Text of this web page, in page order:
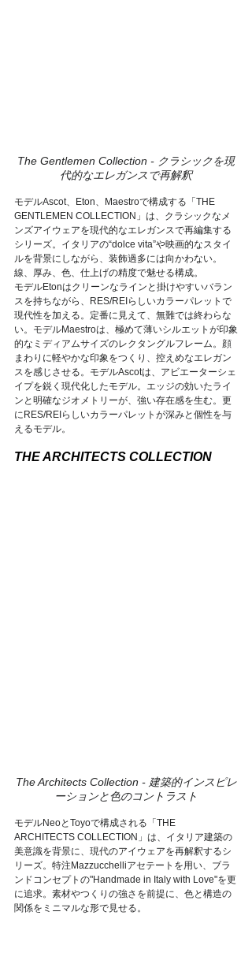
The Gentlemen Collection - クラシックを現
代的なエレガンスで再解釈
モデルAscot、Eton、Maestroで構成する「THE
GENTLEMEN COLLECTION」は、クラシックなメ
ンズアイウェアを現代的なエレガンスで再編集する
シリーズ。イタリアの“dolce vita”や映画的なスタイ
ルを背景にしながら、装飾過多には向かわない。
線、厚み、色、仕上げの精度で魅せる構成。
モデルEtonはクリーンなラインと掛けやすいバラン
スを持ちながら、RES/REIらしいカラーパレットで
現代性を加える。定番に見えて、無難では終わらな
い。モデルMaestroは、極めて薄いシルエットが印象
的なミディアムサイズのレクタングルフレーム。顔
まわりに軽やかな印象をつくり、控えめなエレガン
スを感じさせる。モデルAscotは、アビエーターシェ
イプを鋭く現代化したモデル。エッジの効いたライ
ンと明確なジオメトリーが、強い存在感を生む。更
にRES/REIらしいカラーパレットが深みと個性を与
えるモデル。
THE ARCHITECTS COLLECTION
The Architects Collection - 建築的インスピレ
ーションと色のコントラスト
モデルNeoとToyoで構成される「THE
ARCHITECTS COLLECTION」は、イタリア建築の
美意識を背景に、現代のアイウェアを再解釈するシ
リーズ。特注Mazzucchelliアセテートを用い、ブラ
ンドコンセプトの"Handmade in Italy with Love"を更
に追求。素材やつくりの強さを前提に、色と構造の
関係をミニマルな形で見せる。